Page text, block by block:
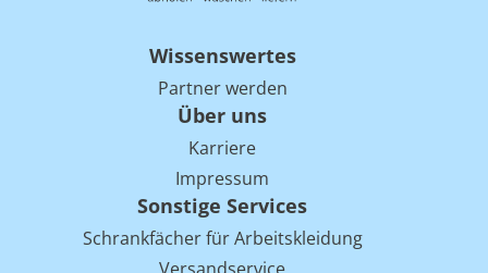
Wissenswertes
Partner werden
Über uns
Karriere
Impressum
Sonstige Services
Schrankfächer für Arbeitskleidung